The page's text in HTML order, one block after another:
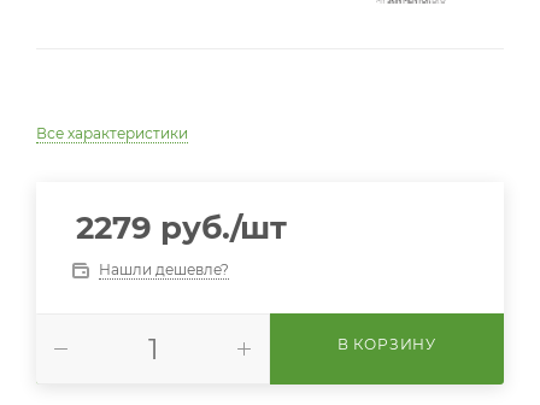
Все характеристики
2279 руб./шт
Нашли дешевле?
В КОРЗИНУ